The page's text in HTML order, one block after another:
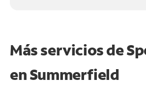
Más servicios de
enSummerfield